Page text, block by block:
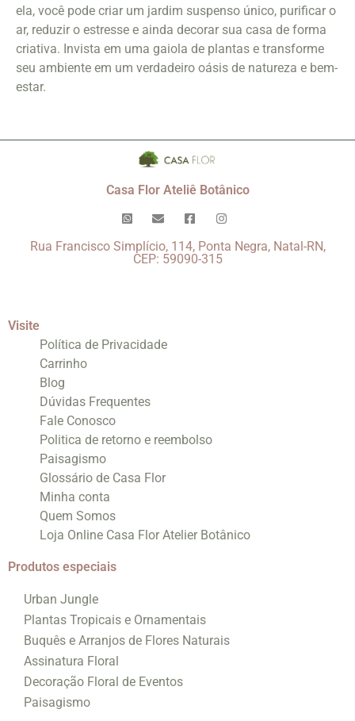
ela, você pode criar um jardim suspenso único, purificar o
ar, reduzir o estresse e ainda decorar sua casa de forma
criativa. Invista em uma gaiola de plantas e transforme
seu ambiente em um verdadeiro oásis de natureza e bem-
estar.
Casa Flor Ateliê Botânico
Rua Francisco Simplício, 114, Ponta Negra, Natal-RN,
CEP: 59090-315
Visite
Política de Privacidade
Carrinho
Blog
Dúvidas Frequentes
Fale Conosco
Politica de retorno e reembolso
Paisagismo
Glossário de Casa Flor
Minha conta
Quem Somos
Loja Online Casa Flor Atelier Botânico
Produtos especiais
Urban Jungle
Plantas Tropicais e Ornamentais
Buquês e Arranjos de Flores Naturais
Assinatura Floral
Decoração Floral de Eventos
Paisagismo